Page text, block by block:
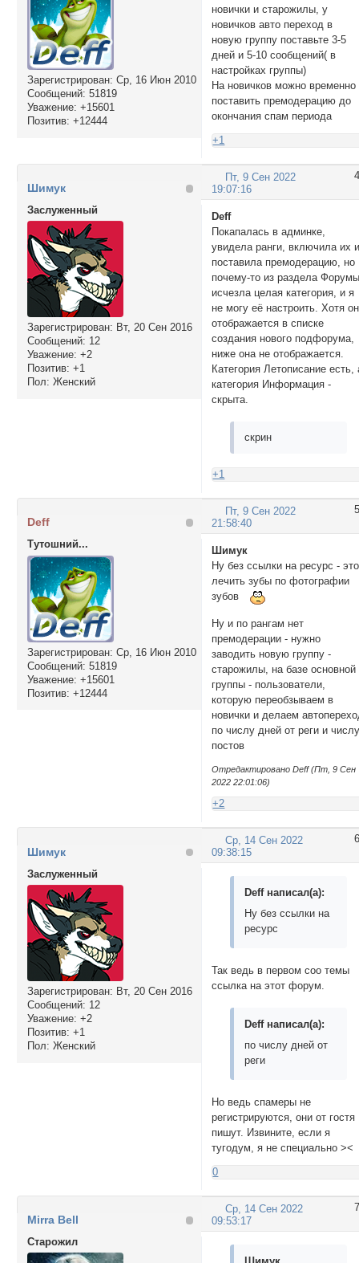
Зарегистрирован: Ср, 16 Июн 2010
Сообщений: 51819
Уважение: +15601
Позитив: +12444
новички и старожилы, у
новичков авто переход в
новую группу поставьте 3-5
дней и 5-10 сообщений( в
настройках группы)
На новичков можно временно
поставить премодерацию до
окончания спам периода
+1
4
Пт, 9 Сен 2022
19:07:16
Шимук
Заслуженный
Зарегистрирован: Вт, 20 Сен 2016
Сообщений: 12
Уважение: +2
Позитив: +1
Пол: Женский
Deff
Покапалась в админке,
увидела ранги, включила их
поставила премодерацию, но
почему-то из раздела
исчезла целая категория, и я
не могу её настроить. Хотя
отображается в списке
создания нового подфорума,
ниже она не отображается.
Категория Летописание есть,
категория Информация -
скрыта.
скрин
+1
5
Пт, 9 Сен 2022
21:58:40
Deff
Тутошний...
Зарегистрирован: Ср, 16 Июн 2010
Сообщений: 51819
Уважение: +15601
Позитив: +12444
Шимук
Ну без ссылки на ресурс - это
лечить зубы по фотографии
зубов
Ну и по рангам нет
премодерации - нужно
заводить новую группу -
старожилы, на базе основной
группы - пользователи,
которую переобзываем в
новички и делаем
по числу дней от реги и
постов
Отредактировано Deff (Пт, 9 Сен
2022 22:01:06)
+2
6
Ср, 14 Сен 2022
09:38:15
Шимук
Заслуженный
Зарегистрирован: Вт, 20 Сен 2016
Сообщений: 12
Уважение: +2
Позитив: +1
Пол: Женский
Deff написал(а):
Ну без ссылки на
ресурс
Так ведь в первом соо темы
ссылка на этот форум.
Deff написал(а):
по числу дней от
реги
Но ведь спамеры не
регистрируются, они от гостя
пишут. Извините, если я
тугодум, я не специально ><
0
7
Ср, 14 Сен 2022
09:53:17
Mirra Bell
Cтарожил